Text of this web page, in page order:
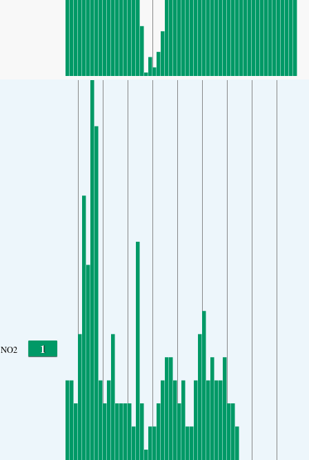
NO2 1